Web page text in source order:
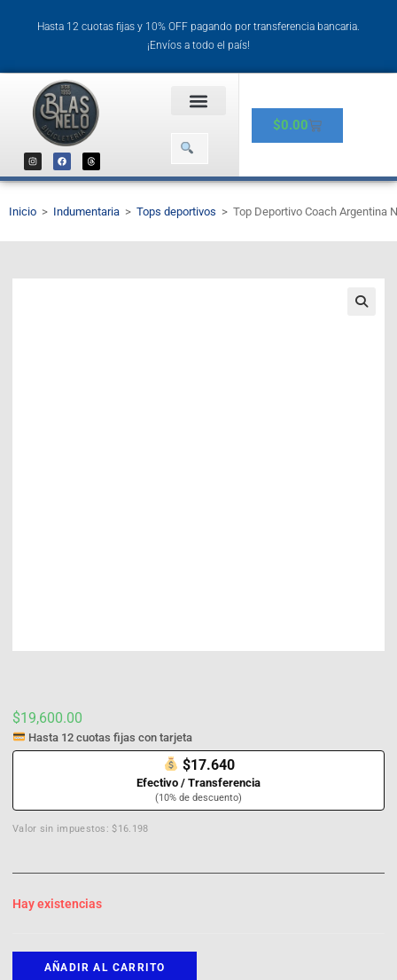
Hasta 12 cuotas fijas y 10% OFF pagando por transferencia bancaria.
¡Envíos a todo el país!
$0.00
Inicio > Indumentaria > Tops deportivos > Top Deportivo Coach Argentina
$19,600.00
Hasta 12 cuotas fijas con tarjeta
$17.640
Efectivo / Transferencia
(10% de descuento)
Valor sin impuestos: $16.198
Hay existencias
AÑADIR AL CARRITO